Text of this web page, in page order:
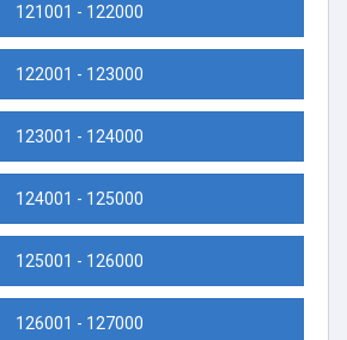
121001 - 122000
122001 - 123000
123001 - 124000
124001 - 125000
125001 - 126000
126001 - 127000